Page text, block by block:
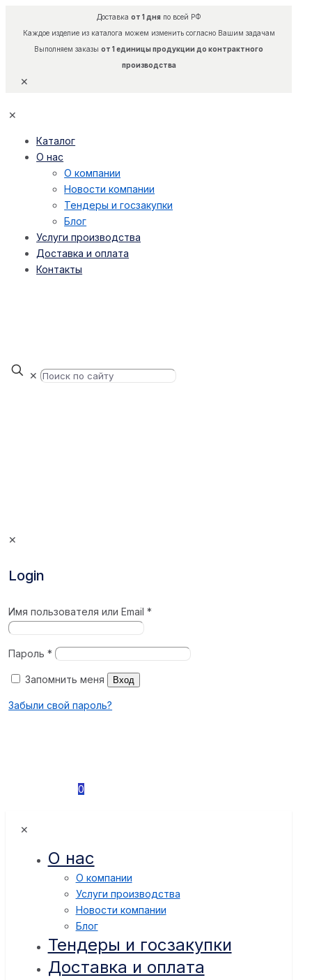
Доставка от 1 дняпо всей РФ
Каждое изделие из каталога можем изменить согласно Вашим задачам
Выполняем заказы от 1 единицы продукции до контрактного
производства
✕
✕
Каталог
О нас
О компании
Новости компании
Тендеры и госзакупки
Блог
Услуги производства
Доставка и оплата
Контакты
✕
✕
Login
Имя пользователя или Email*
Пароль*
Запомнить меня Вход
Забыли свой пароль?
0
✕
О нас
О компании
Услуги производства
Новости компании
Блог
Тендеры и госзакупки
Доставка и оплата